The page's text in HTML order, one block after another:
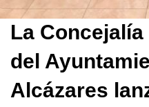
La
del
Alcázares